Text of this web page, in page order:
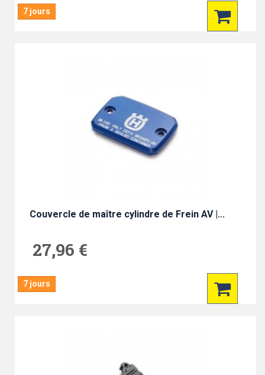
7 jours
Couvercle de maître cylindre de Frein AV |...
27,96 €
7 jours